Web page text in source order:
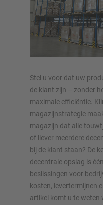
Stel u voor dat uw
de klant zijn – zonder
maximale efficiëntie.
magazijnstrategie
magazijn dat alle
of liever meerdere
bij de klant staan? De
decentrale opslag is
beslissingen voor
kosten, levertermijnen
artikel komt u te weten
OVERZICHT VAN